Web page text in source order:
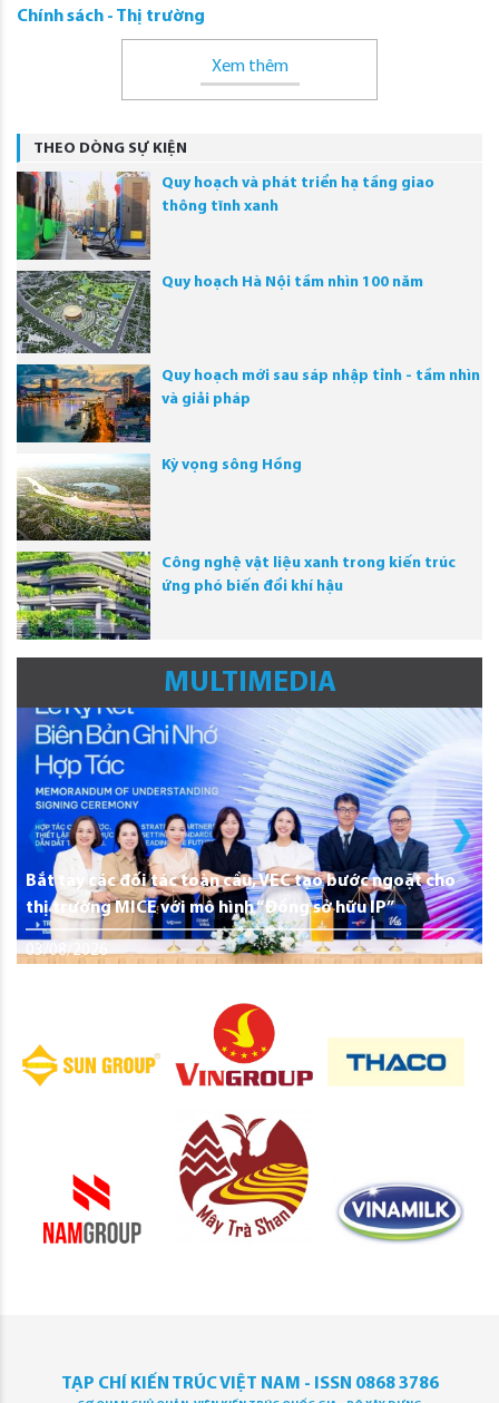
Chính sách - Thị trường
Xem thêm
THEO DÒNG SỰ KIỆN
Quy hoạch và phát triển hạ tầng giao
thông tĩnh xanh
Quy hoạch Hà Nội tầm nhìn 100 năm
Quy hoạch mới sau sáp nhập tỉnh - tầm nhìn
và giải pháp
Kỳ vọng sông Hồng
Công nghệ vật liệu xanh trong kiến trúc
ứng phó biến đổi khí hậu
MULTIMEDIA
Bắt tay các đối tác toàn cầu, VEC tạo bước ngoặt cho
thị trường MICE với mô hình “Đồng sở hữu IP”
03/08/2026
TẠP CHÍ KIẾN TRÚC VIỆT NAM - ISSN 0868 3786